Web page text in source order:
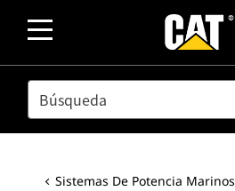
SEARCH
Sistemas De Potencia Marinos